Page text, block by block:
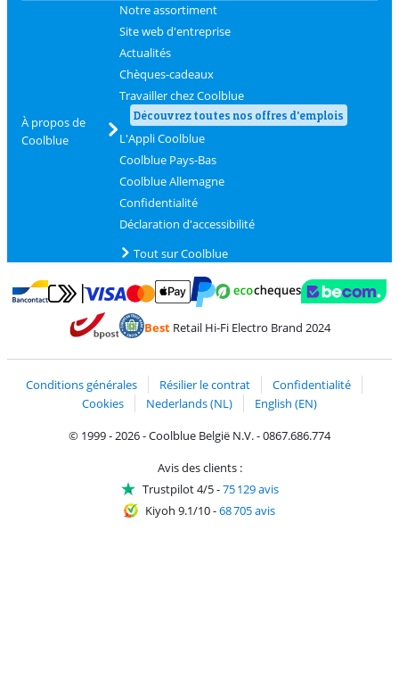
À propos de
Coolblue
Notre assortiment
Site web d'entreprise
Actualités
Chèques-cadeaux
Travailler chez Coolblue
Découvrez toutes nos offres d'emplois
L'Appli Coolblue
Coolblue Pays-Bas
Coolblue Allemagne
Confidentialité
Déclaration d'accessibilité
Tout sur Coolblue
Payer avec Bancontact
Payer avec MasterCard et Visa via ClickToPay
Payer avec PayPal
BestRetail Hi-Fi Electro Brand 2024
Conditions générales Résilier le contrat
Confidentialité
Cookies
Nederlands (NL)
English (EN)
© 1999 - 2026 - Coolblue België N.V. - 0867.686.774
Avis des clients :
Trustpilot 4/5-75 129 avis
Kiyoh 9.1/10-68 705 avis